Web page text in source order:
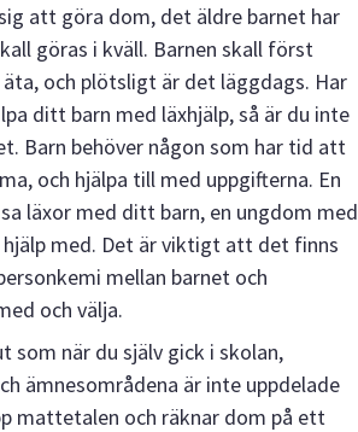
att göra dom, det äldre barnet har
göras i kväll. Barnen skall först
och plötsligt är det läggdags. Har
ditt barn med läxhjälp, så är du inte
Barn behöver någon som har tid att
och hjälpa till med uppgifterna. En
läxor med ditt barn, en ungdom med
med. Det är viktigt att det finns
mellan barnet och
och välja.
som när du själv gick i skolan,
ämnesområdena är inte uppdelade
mattetalen och räknar dom på ett